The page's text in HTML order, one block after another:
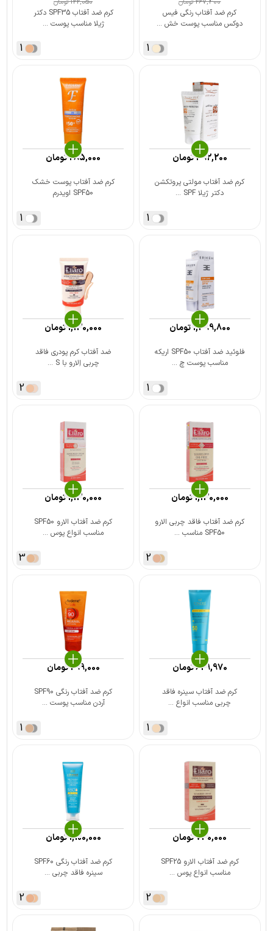
کرم ضد آفتاب رنگی فیس
دوکس مناسب پوست خش ...
267,400تومان
1
کرم ضد آفتاب SPF35 دکتر
ژیلا مناسب پوست ...
122,050تومان
1
کرم ضد آفتاب مولتی پروتکشن
دکتر ژیلا SPF ...
392,200تومان
1
کرم ضد آفتاب پوست خشک
SPF50 اویدرم
285,000تومان
1
فلوئید ضد آفتاب SPF50 اریکه
مناسب پوست چ ...
1,499,800تومان
1
ضد آفتاب کرم پودری فاقد
چربی اِلارو با S ...
1,130,000تومان
2
کرم ضد آفتاب فاقد چربی الارو
SPF50 مناسب ...
1,130,000تومان
2
کرم ضد آفتاب الارو SPF50
مناسب انواع پوس ...
1,130,000تومان
3
کرم ضد آفتاب سینره فاقد
چربی مناسب انواع ...
629,970تومان
1
کرم ضد آفتاب رنگی SPF90
آردن مناسب پوست ...
299,000تومان
1
کرم ضد آفتاب الارو SPF25
مناسب انواع پوس ...
730,000تومان
2
کرم ضد آفتاب رنگی SPF60
سینره فاقد چربی ...
1,100,000تومان
2